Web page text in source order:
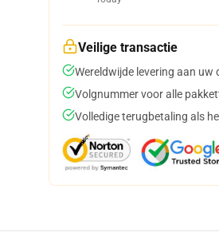
Veilige transactie
Wereldwijde levering aan uw
Volgnummer voor alle
Volledige terugbetaling als